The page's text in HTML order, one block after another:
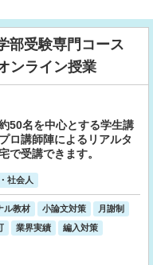
部受験専門コース
ンライン授業
50名を中心とする学生講
ロ講師陣によるリアルタ
で受講できます。
社会人
ル教材 小論文対策
月謝制
業界実績
編入対策